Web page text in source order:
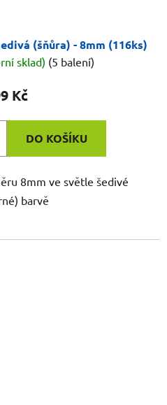
(šňůra) - 8mm (116ks)
sklad) (5 balení)
Kč
DO KOŠÍKU
8mm ve světle šedivé
barvě